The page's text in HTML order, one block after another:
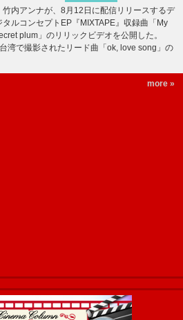
竹内アンナが、8月12日に配信リリースするデ
タルコンセプトEP『MIXTAPE』収録曲「My
plum」のリリックビデオを公開した。
湾で撮影されたリード曲「ok, love song」の
more »